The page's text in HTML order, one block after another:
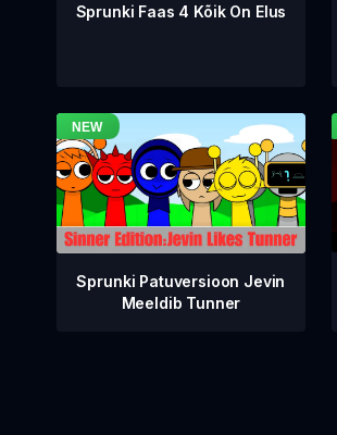
Sprunki Faas 4 Kõik On Elus
Sprunki Patuversioon Jevin
Meeldib Tunner